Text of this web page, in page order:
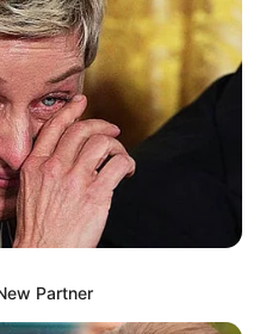
Partner